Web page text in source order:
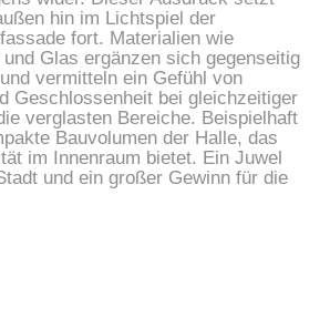
hin im Lichtspiel der
fort. Materialien wie
Glas ergänzen sich gegenseitig
vermitteln ein Gefühl von
Geschlossenheit bei gleichzeitiger
verglasten Bereiche. Beispielhaft
Bauvolumen der Halle, das
im Innenraum bietet. Ein Juwel
und ein großer Gewinn für die